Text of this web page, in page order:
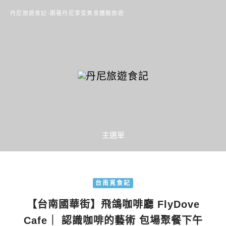
丹尼旅遊食記-跟著丹尼享受美食體驗旅遊
主選單
台南覓食記
【台南國華街】飛鴿咖啡廳 FlyDove
Cafe｜ 認識咖啡的藝術 包場聚餐下午